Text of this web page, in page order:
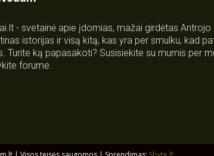
- svetainė apie įdomias, mažai girdėtas
istorijas ir visą kitą, kas yra per smulku, kad
Turite ką papasakoti? Susisiekite su mumis per
forume.